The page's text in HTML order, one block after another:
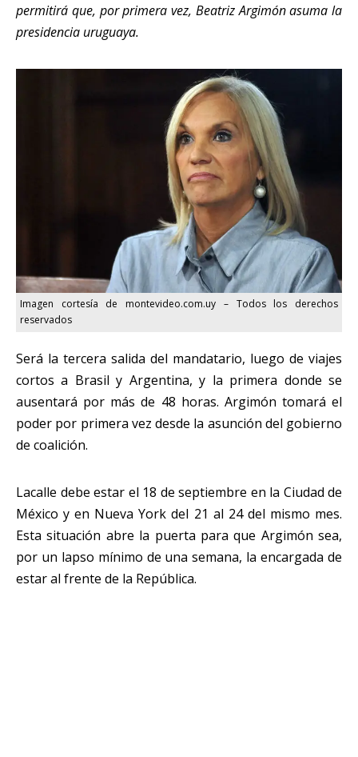
permitirá que, por primera vez, Beatriz Argimón asuma la
presidencia uruguaya.
Imagen cortesía de montevideo.com.uy – Todos los derechos
reservados
Será la tercera salida del mandatario, luego de viajes
cortos a Brasil y Argentina, y la primera donde se
ausentará por más de 48 horas. Argimón tomará el
poder por primera vez desde la asunción del gobierno
de coalición.
Lacalle debe estar el 18 de septiembre en la Ciudad de
México y en Nueva York del 21 al 24 del mismo mes.
Esta situación abre la puerta para que Argimón sea,
por un lapso mínimo de una semana, la encargada de
estar al frente de la República.